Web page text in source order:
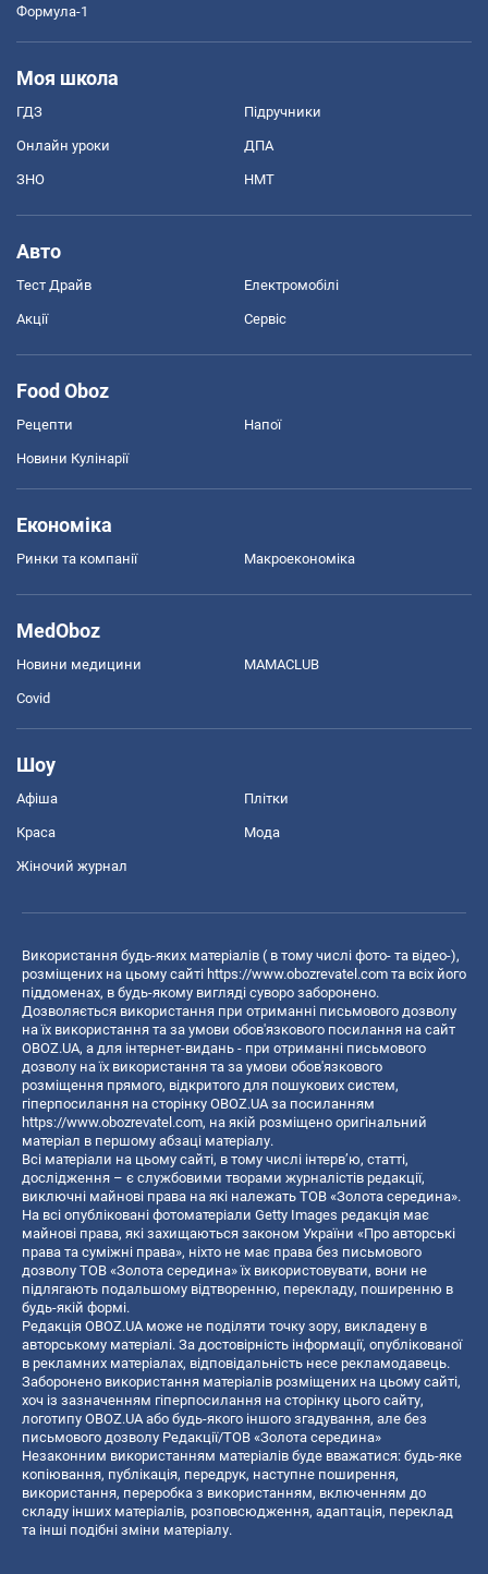
Формула-1
Моя школа
ГДЗ Підручники
Онлайн уроки ДПА
ЗНО НМТ
Авто
Тест Драйв Електромобілі
Акції Сервіс
Food Oboz
Рецепти Напої
Новини Кулінарії
Економіка
Ринки та компанії Макроекономіка
MedOboz
Новини медицини MAMACLUB
Covid
Шоу
Афіша Плітки
Краса Мода
Жіночий журнал
Використання будь-яких матеріалів ( в тому числі фото- та відео-),
розміщених на цьому сайті https://www.obozrevatel.com та всіх його
піддоменах, в будь-якому вигляді суворо заборонено.
Дозволяється використання при отриманні письмового дозволу
на їх використання та за умови обов'язкового посилання на сайт
OBOZ.UA, а для інтернет-видань - при отриманні письмового
дозволу на їх використання та за умови обов'язкового
розміщення прямого, відкритого для пошукових систем,
гіперпосилання на сторінку OBOZ.UA за посиланням
https://www.obozrevatel.com, на якій розміщено оригінальний
матеріал в першому абзаці матеріалу.
Всі матеріали на цьому сайті, в тому числі інтерв’ю, статті,
дослідження – є службовими творами журналістів редакції,
виключні майнові права на які належать ТОВ «Золота середина».
На всі опубліковані фотоматеріали Getty Images редакція має
майнові права, які захищаються законом України «Про авторські
права та суміжні права», ніхто не має права без письмового
дозволу ТОВ «Золота середина» їх використовувати, вони не
підлягають подальшому відтворенню, перекладу, поширенню в
будь-якій формі.
Редакція OBOZ.UA може не поділяти точку зору, викладену в
авторському матеріалі. За достовірність інформації, опублікованої
в рекламних матеріалах, відповідальність несе рекламодавець.
Заборонено використання матеріалів розміщених на цьому сайті,
хоч із зазначенням гіперпосилання на сторінку цього сайту,
логотипу OBOZ.UA або будь-якого іншого згадування, але без
письмового дозволу Редакції/ТОВ «Золота середина»
Незаконним використанням матеріалів буде вважатися: будь-яке
копiювання, публiкацiя, передрук, наступне поширення,
використання, переробка з використанням, включенням до
складу інших матеріалів, розповсюдження, адаптація, переклад
та інші подібні зміни матеріалу.